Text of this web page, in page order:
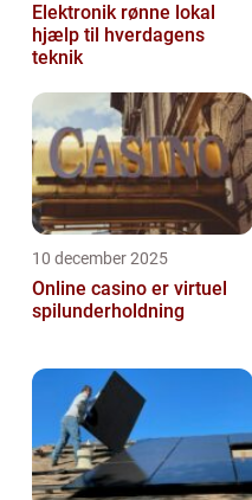
Elektronik rønne lokal
hjælp til hverdagens
teknik
10 december 2025
Online casino er virtuel
spilunderholdning